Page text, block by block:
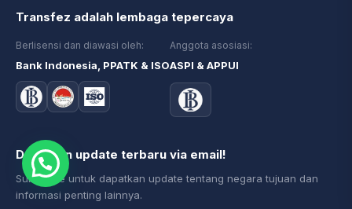
Transfez adalah lembaga tepercaya
Berlisensi dan diawasi oleh:
Bank Indonesia, PPATK & ISO
Anggota asosiasi:
ASPI & APPUI
Dapatkan update terbaru via email!
Subscribe untuk dapatkan update tentang negara tujuan dan
informasi penting lainnya.